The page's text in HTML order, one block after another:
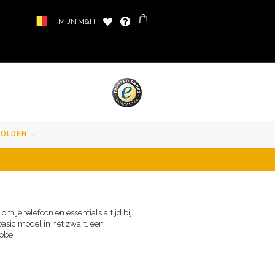
MIJN M&H
je telefoon en essentials altijd bij
model in het zwart, een